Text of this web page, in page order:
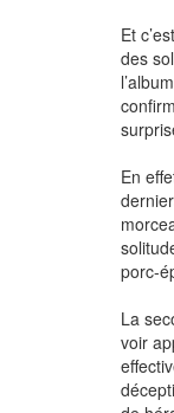
Et
des
En
porc-
La
voir